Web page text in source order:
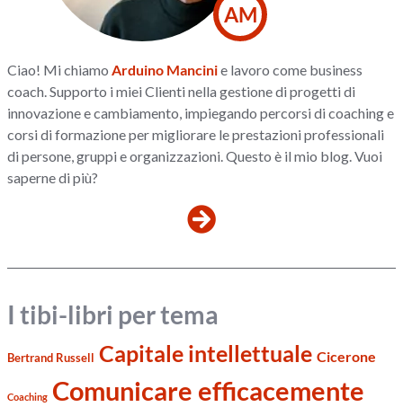
AM
Ciao! Mi chiamo Arduino Mancinie lavoro come business
coach. Supporto i miei Clienti nella gestione di progetti di
innovazione e cambiamento, impiegando percorsi di coaching e
corsi di formazione per migliorare le prestazioni professionali
di persone, gruppi e organizzazioni. Questo è il mio blog. Vuoi
saperne di più?
I tibi-libri per tema
Bertrand Russell Capitale intellettuale Cicerone
Coaching Comunicare efficacemente